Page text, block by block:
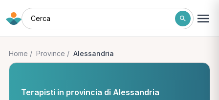
Cerca
Home / Province / Alessandria
Terapisti in provincia di Alessandria